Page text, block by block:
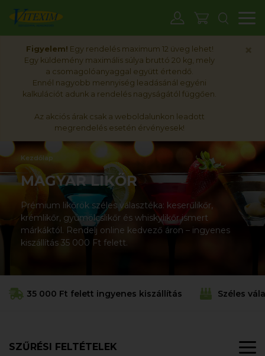
Figyelem! Egy rendelés maximum 12 üveg lehet!
Egy küldemény maximális súlya bruttó 20 kg, mely
a csomagolóanyaggal együtt értendő.
Ennél nagyobb mennyiség leadásánál egyéni
kalkulációt adunk a rendelés nagyságától függően.
Az akciós árak csak a weboldalunkon leadott
megrendelés esetén érvényesek!
Kezdőlap
MAGYAR LIKŐR
Prémium likőrök széles választéka: keserűlikőr,
krémlikőr, gyümölcslikőr és whiskylikőr ismert
márkáktól. Rendelj online kedvező áron – ingyenes
kiszállítás 35 000 Ft felett.
35 000 Ft felett ingyenes kiszállítás Széles
SZŰRÉSI FELTÉTELEK